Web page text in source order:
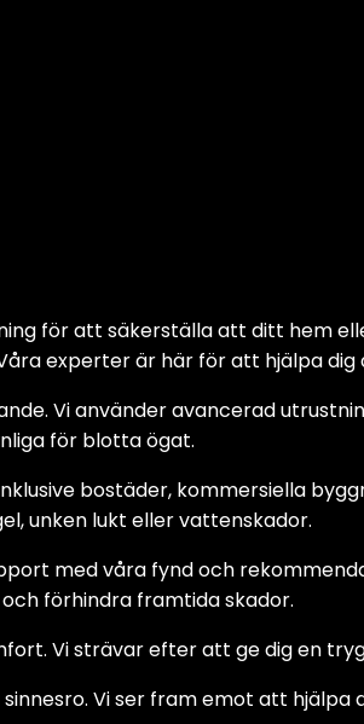
för att säkerställa att ditt
experter är här för att hjälpa
Vi använder avancerad
för blotta ögat.
bostäder, kommersiella
unken lukt eller vattenskador.
med våra fynd och
förhindra framtida skador.
Vi strävar efter att ge dig en
Vi ser fram emot att